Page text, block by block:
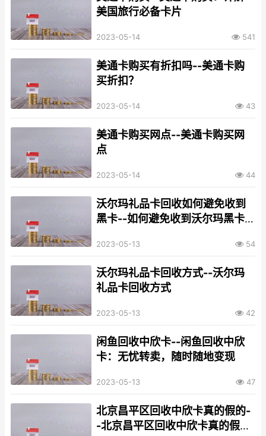
美国旅行必备卡片
2023-05-14 541
美通卡购买有折扣吗--美通卡购
买折扣？
2023-05-14 43
美通卡购买网点--美通卡购买网
点
2023-05-14 44
沃尔玛礼品卡回收如何避免收到
黑卡--如何避免收到沃尔玛黑卡
2023-05-13 54
沃尔玛礼品卡回收方式--沃尔玛
礼品卡回收方式
2023-05-13 42
闲鱼回收中欣卡--闲鱼回收中欣
卡：无忧转卖，随时随地变现
2023-05-13 47
北京昌平区回收中欣卡真的假的-
-北京昌平区回收中欣卡真的假